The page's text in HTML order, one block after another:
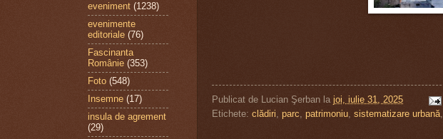
Publicat de Lucian Şerban la joi, iulie 31, 2025
Etichete: clădiri, parc, patrimoniu, sistematizare urbană,
eveniment (1238)
evenimente
editoriale (76)
Fascinanta
Românie (353)
Foto (548)
Insemne (17)
insula de agrement
(29)